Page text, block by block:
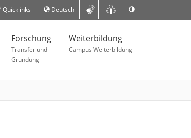
Quicklinks Deutsch
Forschung
Transfer und
Gründung
Weiterbildung
Campus Weiterbildung